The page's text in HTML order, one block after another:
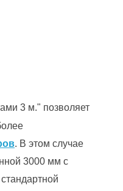
3 м." позволяет
. В этом случае
3000 мм с